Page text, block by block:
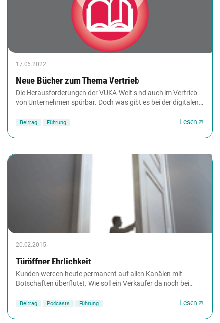
17.06.2022
Neue Bücher zum Thema Vertrieb
Die Herausforderungen der VUKA-Welt sind auch im Vertrieb
von Unternehmen spürbar. Doch was gibt es bei der digitalen
Beitrag Führung Lesen
20.02.2015
Türöffner Ehrlichkeit
Kunden werden heute permanent auf allen Kanälen mit
Botschaften überflutet. Wie soll ein Verkäufer da noch bei
Beitrag Podcasts Führung Lesen